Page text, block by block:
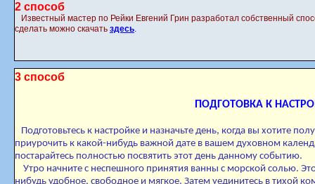
2 способ
Известный мастер по Рейки Евгений Грин разработал собственный
сделать можно скачать здесь.
3 способ
ПОДГОТОВКА К
Подготовьтесь к настройке и назначьте день, когда вы хотите
приурочить к какой-нибудь важной дате в вашем духовном
постарайтесь полностью посвятить этот день данному событию.
Утро начните с неспешного принятия ванны с морской солью.
нибудь удобное, свободное и мягкое. Затем уединитесь в тихой